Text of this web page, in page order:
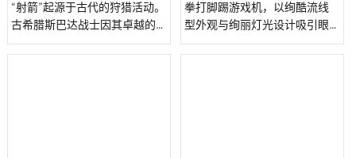
们体验到了创造“生命”的魔幻魅
力。
“射箭”起源于古代的狩猎活动。
古希腊斯巴达战士因其卓越的
狩猎技能而备受赞誉，并成为
军队中的神射手。这一传统逐
拳打脚踢游戏机，以绚酷流线
型外观与绚丽灯光设计吸引眼
球，全铁一体成型结构确保耐
用。首创拳打脚踢玩法，简单